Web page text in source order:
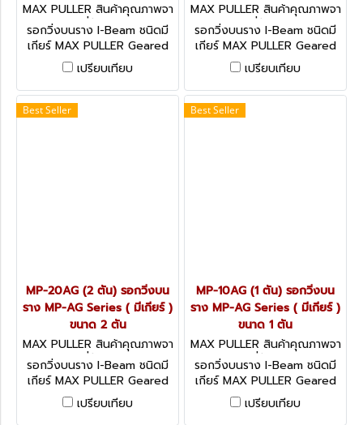
MAX PULLER สินค้าคุณภาพจา
กประเทศญี่ปุ่น MP-90AG
รอกวิ่งบนราง I-Beam ชนิดมี
เกียร์ MAX PULLER Geared
Trolley
เปรียบเทียบ
MAX PULLER สินค้าคุณภาพจา
กประเทศญี่ปุ่น MP-50AG
รอกวิ่งบนราง I-Beam ชนิดมี
เกียร์ MAX PULLER Geared
Trolley
เปรียบเทียบ
Best Seller
MP-20AG (2 ตัน) รอกวิ่งบน
ราง MP-AG Series ( มีเกียร์ )
ขนาด 2 ตัน
MAX PULLER สินค้าคุณภาพจา
กประเทศญี่ปุ่น MP-20AG
รอกวิ่งบนราง I-Beam ชนิดมี
เกียร์ MAX PULLER Geared
Trolley
เปรียบเทียบ
Best Seller
MP-10AG (1 ตัน) รอกวิ่งบน
ราง MP-AG Series ( มีเกียร์ )
ขนาด 1 ตัน
MAX PULLER สินค้าคุณภาพจา
กประเทศญี่ปุ่น MP-10AG
รอกวิ่งบนราง I-Beam ชนิดมี
เกียร์ MAX PULLER Geared
Trolley
เปรียบเทียบ